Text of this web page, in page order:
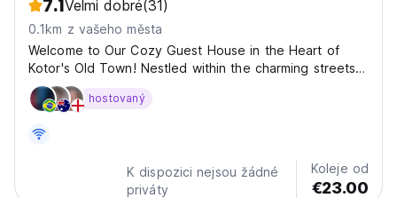
7.1Velmi dobré(31)
0.1km z vašeho města
Welcome to Our Cozy Guest House in the Heart of
Kotor's Old Town! Nestled within the charming streets
of Kotor's Old Town, our 14-person guest house offers
the perfect blend of comfort and convenience for
Accommodation:...
hostovaný
K dispozici nejsou žádné
priváty
Koleje od
€23.00